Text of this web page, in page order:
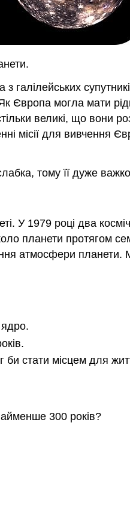
Європа могла мати
великі, що вони
місії для вивчення
тому її дуже важко
У 1979 році два
планети протягом
атмосфери планети.
би стати місцем для
300 років?